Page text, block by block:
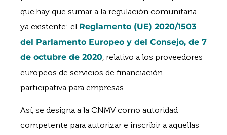
que hay que sumar a la regulación comunitaria
ya existente: el Reglamento (UE) 2020/1503
del Parlamento Europeo y del Consejo, de 7
de octubre de 2020, relativo a los proveedores
europeos de servicios de financiación
participativa para empresas.
Así, se designa a la CNMV como autoridad
competente para autorizar e inscribir a aquellas